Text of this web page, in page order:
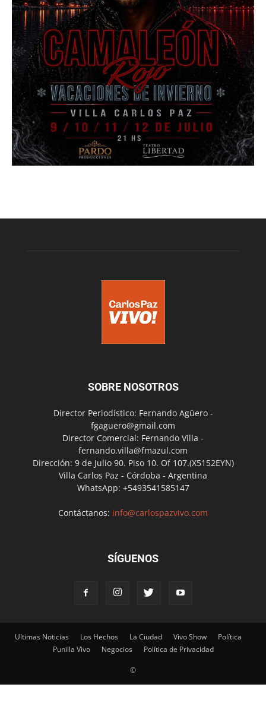
SOBRE NOSOTROS
Director Periodístico: Fernando Agüero -
fgaguero@gmail.com
Director Comercial: Fernando Villa -
fernando.villa@fmazul.com
Dirección: 9 de Julio 90. Piso 10. Of 107.(X5152EYN)
Villa Carlos Paz - Córdoba - Argentina
WhatsApp: +5493541585147
Contáctanos: info@carlospazvivo.com
SÍGUENOS
Ultimas Noticias Los Hechos La Ciudad Vivo Show
Política
Punilla Vivo
Negocios Política de Privacidad
©